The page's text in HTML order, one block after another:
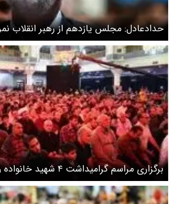
حدادعادل: مجلس یازدهم از رهبر انقلاب
است
برگزاری مراسم گرامیداشت ۴ شهید خانواده رهبر شهید انقلاب